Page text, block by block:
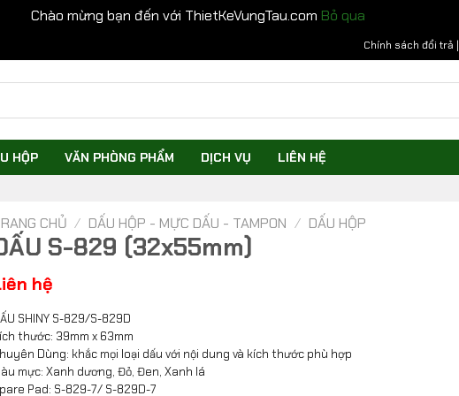
Chào mừng bạn đến với ThietKeVungTau.com Bỏ qua
Chính sách đổi trả |
HỘP VĂN PHÒNG PHẨM DỊCH VỤ LIÊN HỆ
CHỦ / DẤU HỘP - MỰC DẤU - TAMPON / DẤU HỘP
S-829 (32x55mm)
hệ
SHINY S-829/S-829D
thước: 39mm x 63mm
Dùng: khắc mọi loại dấu với nội dung và kích thước phù hợp
mực: Xanh dương, Đỏ, Đen, Xanh lá
Pad: S-829-7/ S-829D-7